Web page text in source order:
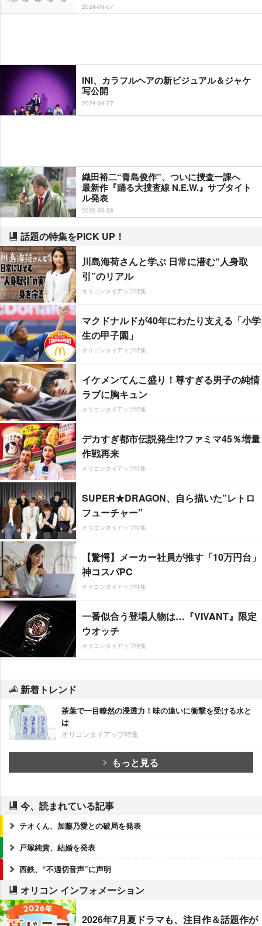
2024-09-07
INI、カラフルヘアの新ビジュアル＆ジャケ
写公開
2024-04-27
織田裕二“青島俊作”、ついに捜査一課へ
最新作『踊る大捜査線 N.E.W.』サブタイト
ル発表
2026-05-28
話題の特集をPICK UP！
川島海荷さんと学ぶ 日常に潜む“人身取
引”のリアル
オリコンタイアップ特集
マクドナルドが40年にわたり支える「小学
生の甲子園」
オリコンタイアップ特集
イケメンてんこ盛り！尊すぎる男子の純情
ラブに胸キュン
オリコンタイアップ特集
デカすぎ都市伝説発生!?ファミマ45％増量
作戦再来
オリコンタイアップ特集
SUPER★DRAGON、自ら描いた”レトロ
フューチャー”
オリコンタイアップ特集
【驚愕】メーカー社員が推す「10万円台」
神コスパPC
オリコンタイアップ特集
一番似合う登場人物は…『VIVANT』限定
ウオッチ
オリコンタイアップ特集
新着トレンド
茶葉で一目瞭然の浸透力！味の違いに衝撃を受ける水と
は
オリコンタイアップ特集
もっと見る
今、読まれている記事
テオくん、加藤乃愛との破局を発表
戸塚純貴、結婚を発表
西鉄、“不適切音声”に声明
オリコン インフォメーション
2026年7月夏ドラマも、注目作＆話題作が